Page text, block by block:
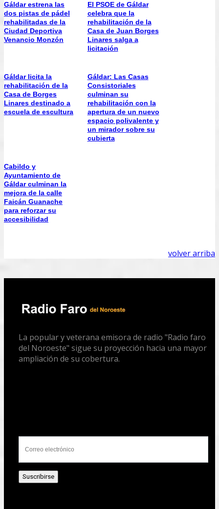
Gáldar estrena las
dos pistas de pádel
rehabilitadas de la
Ciudad Deportiva
Venancio Monzón
El PSOE de Gáldar
celebra que la
rehabilitación de la
Casa de Juan Borges
Linares salga a
licitación
Gáldar licita la
rehabilitación de la
Casa de Borges
Linares destinado a
escuela de escultura
Gáldar: Las Casas
Consistoriales
culminan su
rehabilitación con la
apertura de un nuevo
espacio polivalente y
un mirador sobre su
cubierta
Cabildo y
Ayuntamiento de
Gáldar culminan la
mejora de la calle
Faicán Guanache
para reforzar su
accesibilidad
volver arriba
La popular y veterana emisora de radio "Radio faro
del Noroeste" sigue su proyección hacia una mayor
ampliación de su cobertura.